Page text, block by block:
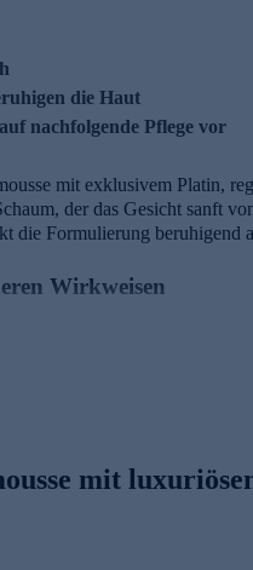
die Haut
nachfolgende Pflege vor
mit exklusivem Platin,
der das Gesicht sanft
die Formulierung
Wirkweisen
mit